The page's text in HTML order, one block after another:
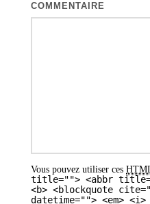
COMMENTAIRE
Vous pouvez utiliser ces
title=""> <abbr
<b> <blockquote
datetime=""> <em>